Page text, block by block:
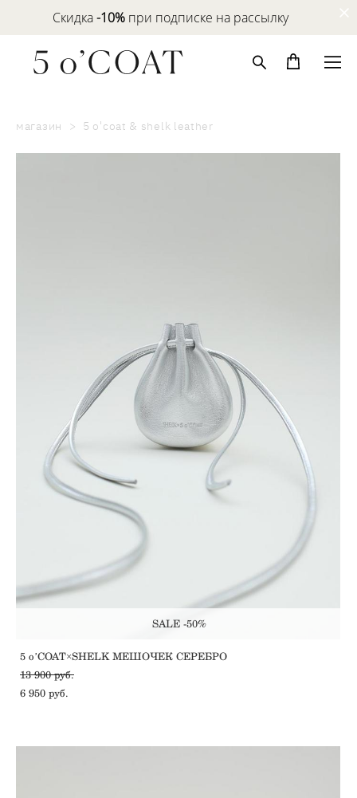
Скидка-10% при подписке на рассылку
магазин > 5 o'coat & shelk leather
SALE -50%
5 oʼCOAT×SHELK МЕШОЧЕК СЕРЕБРО
13 900 pуб.
6 950 pуб.